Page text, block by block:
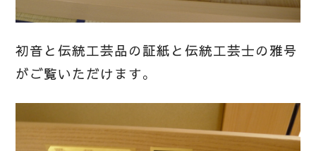
初音と伝統工芸品の証紙と伝統工芸士の雅号
がご覧いただけます。